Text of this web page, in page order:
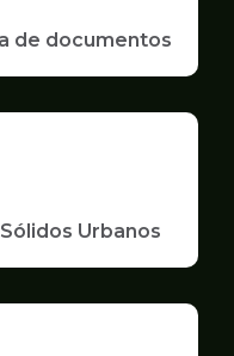
de documentos
Urbanos